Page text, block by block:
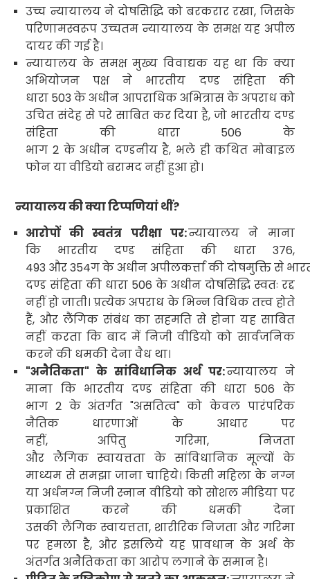
उच्च न्यायालय ने दोषसिद्धि को बरकरार रखा, जिसके
परिणामस्वरूप उच्चतम न्यायालय के समक्ष यह अपील
दायर की गई है।
न्यायालय के समक्ष मुख्य विवाद्यक यह था कि क्या
अभियोजन पक्ष ने भारतीय दण्ड संहिता
की
धारा 503के अधीन आपराधिक अभित्रास के अपराध को
उचित संदेह से परे साबित कर दिया है, जो भारतीय दण्ड
संहिता
की धारा 506 के
भाग 2 के अधीन दण्डनीय है, भले ही कथित मोबाइल
फोन या वीडियो बरामद नहीं हुआ हो।
न्यायालय की क्या टिप्पणियां थीं?
आरोपों की स्वतंत्र परीक्षा पर:न्यायालय ने माना
कि भारतीय दण्ड संहिता
की धारा 376,
493 और354ग के अधीन अपीलकर्त्ता की दोषमुक्ति से
दण्ड संहिता की धारा 506 के अधीन दोषसिद्धि स्वतः रद्द
नहीं हो जाती। प्रत्येक अपराध के भिन्नविधिकतत्त्व होते
हैं, और लैंगिक संबंध का सहमति से होना यह साबित
नहीं करता कि बाद में निजी वीडियो को सार्वजनिक
करने की धमकी देना वैध था।
"अनैतिकता" के सांविधानिक अर्थ पर:न्यायालय ने
माना कि भारतीय दण्ड संहिता की धारा 506 के
भाग 2 के अंतर्गत "असतित्व" को केवल पारंपरिक
नैतिक धारणाओं के आधार पर
नहीं, अपितु गरिमा, निजता
और लैंगिक स्वायत्तता के सांविधानिक मूल्यों के
माध्यम से समझा जाना चाहिये। किसी महिला के नग्न
या अर्धनग्न निजी स्नान वीडियो को सोशल मीडिया पर
प्रकाशित करने की धमकी देना
उसकी लैंगिक स्वायत्तता, शारीरिक निजता और गरिमा
पर हमला है, और इसलिये यह प्रावधान के अर्थ के
अंतर्गत अनैतिकता का आरोप लगाने के समान है।